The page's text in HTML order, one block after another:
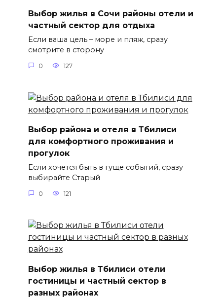
Выбор жилья в Сочи районы отели и
частный сектор для отдыха
Если ваша цель – море и пляж, сразу
смотрите в сторону
0 127
Выбор района и отеля в Тбилиси
для комфортного проживания и
прогулок
Если хочется быть в гуще событий, сразу
выбирайте Старый
0 121
Выбор жилья в Тбилиси отели
гостиницы и частный сектор в
разных районах